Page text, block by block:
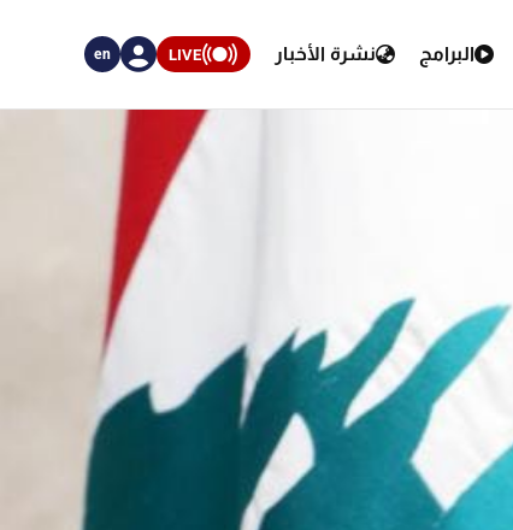
البرامج نشرة الأخبار LIVE
en